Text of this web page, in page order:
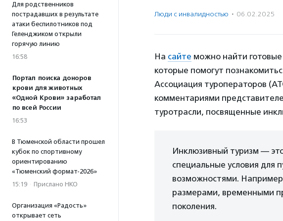
Для родственников
пострадавших в результате
атаки беспилотников под
Геленджиком открыли
горячую линию
16:58
Портал поиска доноров
крови для животных
«Одной Крови» заработал
по всей России
16:53
В Тюменской области прошел
кубок по спортивному
ориентированию
«Тюменский формат-2026»
15:19 · Прислано НКО
Организация «Радость»
открывает сеть
Люди с инвалидностью · 06.02.2025
На сайте можно найти
которые помогут
Ассоциация туроператоров
комментариями
туротрасли, посвященные
Инклюзивный туризм —
специальные условия для
возможностями.
размерами, временными
поколения.